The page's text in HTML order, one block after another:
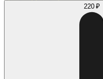
220 ₽